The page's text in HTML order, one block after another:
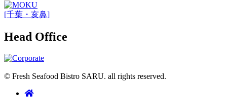
[千葉・亥鼻]
Head Office
© Fresh Seafood Bistro SARU. all rights reserved.